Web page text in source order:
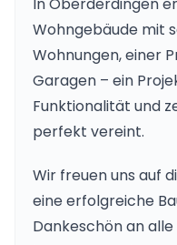
In Oberderdingen
Wohngebäude mit
Wohnungen, einer
Garagen – ein
Funktionalität und
perfekt vereint.
Wir freuen uns auf
eine erfolgreiche
Dankeschön an